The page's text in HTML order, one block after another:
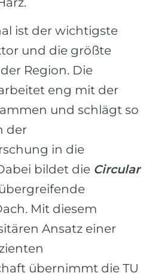
ist der wichtigste
und die größte
Region. Die
eng mit der
und schlägt so
der
in die
bildet die Circular
Mit diesem
Ansatz einer
übernimmt die TU